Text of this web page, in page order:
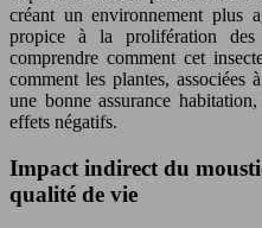
créant un environnement plus
propice à la prolifération
comprendre comment cet
comment les plantes, associées
une bonne assurance
effets négatifs.
Impact indirect du
qualité de vie